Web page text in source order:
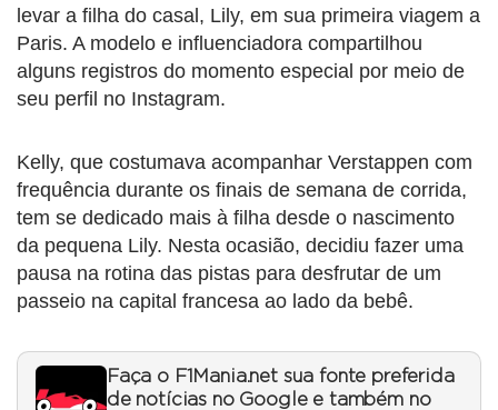
levar a filha do casal, Lily, em sua primeira viagem a
Paris. A modelo e influenciadora compartilhou
alguns registros do momento especial por meio de
seu perfil no Instagram.
Kelly, que costumava acompanhar Verstappen com
frequência durante os finais de semana de corrida,
tem se dedicado mais à filha desde o nascimento
da pequena Lily. Nesta ocasião, decidiu fazer uma
pausa na rotina das pistas para desfrutar de um
passeio na capital francesa ao lado da bebê.
Faça o F1Mania.net sua fonte preferida
de notícias no Google e também no